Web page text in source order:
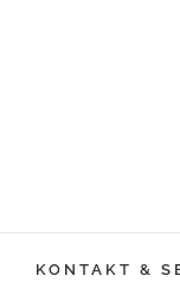
KONTAKT &